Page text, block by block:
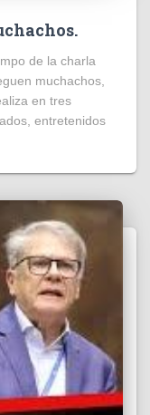
de la charla
muchachos,
en tres
entretenidos